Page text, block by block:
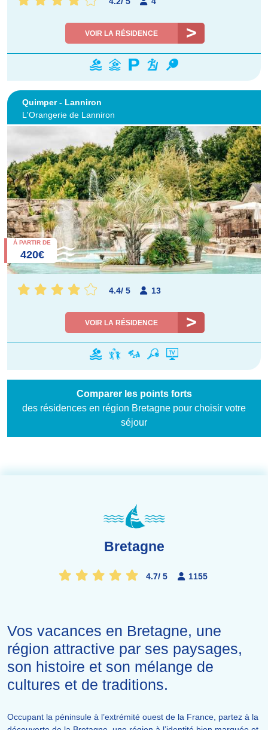
VOIR LA RÉSIDENCE
Quimper - Lanniron
L'Orangerie de Lanniron
À PARTIR DE
420€
4.4/ 5 13
VOIR LA RÉSIDENCE
Comparer les points forts
des résidences en région Bretagne pour choisir votre
séjour
Bretagne
4.7/ 5 1155
Vos vacances en Bretagne, une
région attractive par ses paysages,
son histoire et son mélange de
cultures et de traditions.
Occupant la péninsule à l’extrémité ouest de la France, partez à la